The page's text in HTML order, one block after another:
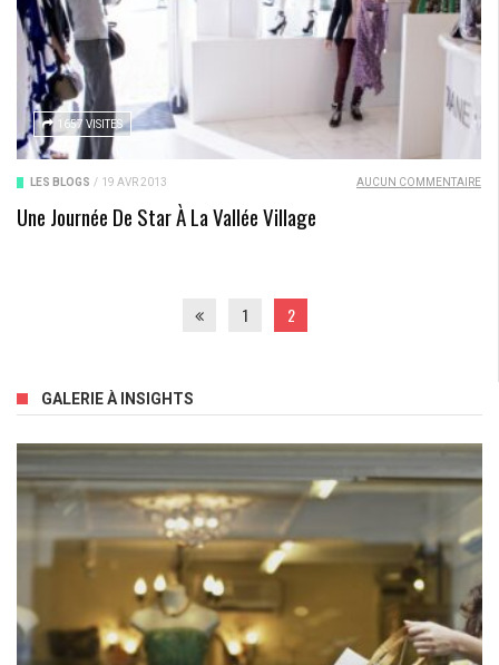
1657 VISITES
LES BLOGS / 19 AVR 2013 AUCUN COMMENTAIRE
Une Journée De Star À La Vallée Village
1 2
GALERIE À INSIGHTS